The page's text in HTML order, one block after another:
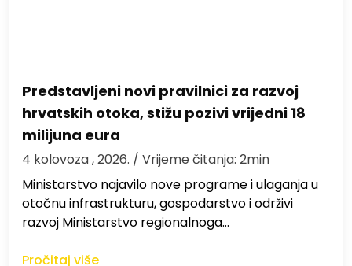
Predstavljeni novi pravilnici za razvoj
hrvatskih otoka, stižu pozivi vrijedni 18
milijuna eura
4 kolovoza , 2026. / Vrijeme čitanja: 2min
Ministarstvo najavilo nove programe i ulaganja u
otočnu infrastrukturu, gospodarstvo i održivi
razvoj Ministarstvo regionalnoga…
Pročitaj više